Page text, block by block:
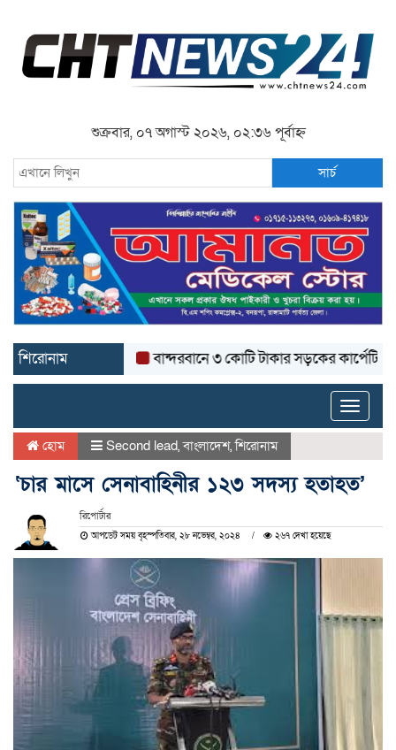
শুক্রবার, ০৭ অগাস্ট ২০২৬, ০২:৩৬ পূর্বাহ্ন
সার্চ
শিরোনাম বান্দরবানে ৩ কোটি টাকার সড়কের কার্পেটিং উঠে
Toggle
হোম Second lead,বাংলাদেশ,শিরোনাম
‘চার মাসে সেনাবাহিনীর ১২৩ সদস্য হতাহত’
রিপোর্টার
আপডেট সময় বৃহস্পতিবার, ২৮ নভেম্বর, ২০২৪ ২৬৭ দেখা হয়েছে